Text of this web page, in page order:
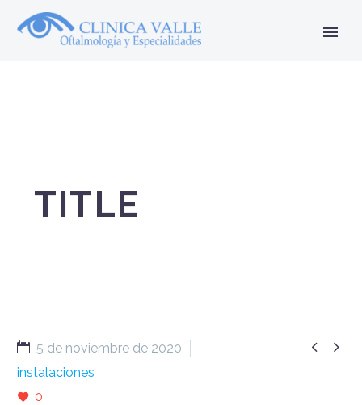
TITLE
 
5 de noviembre de 2020
instalaciones
0